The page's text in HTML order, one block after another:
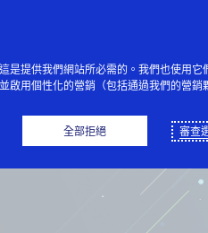
主页 播放
是提供我們網站所必需的。我們也使用
啟用個性化的營銷（包括通過我們的營銷
全部拒絕 審查